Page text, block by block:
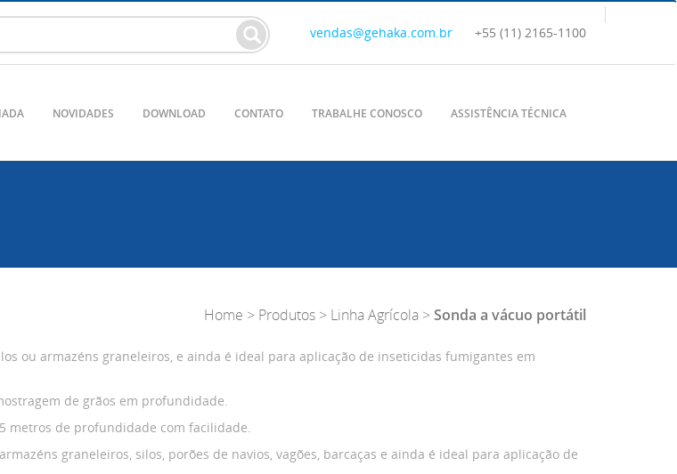
+55 (11) 2165-1100
vendas@gehaka.com.br
NOVIDADES DOWNLOAD CONTATO TRABALHE CONOSCO ASSISTÊNCIA TÉCNICA
Home > Produtos > Linha Agrícola >Sonda a vácuo portátil
ou armazéns graneleiros, e ainda é ideal para aplicação de inseticidas fumigantes em
de grãos em profundidade.
metros de profundidade com facilidade.
graneleiros, silos, porões de navios, vagões, barcaças e ainda é ideal para aplicação de